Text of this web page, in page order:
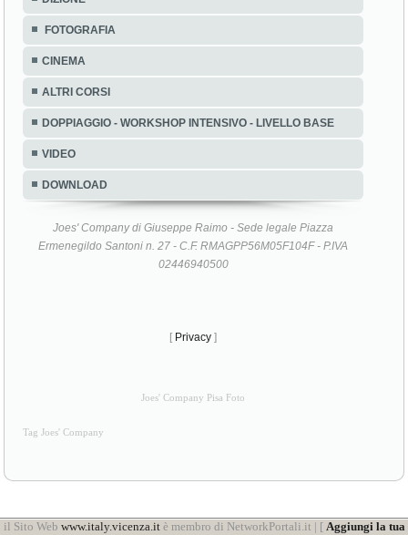
FOTOGRAFIA
CINEMA
ALTRI CORSI
DOPPIAGGIO - WORKSHOP INTENSIVO - LIVELLO BASE
VIDEO
DOWNLOAD
Joes' Company di Giuseppe Raimo - Sede legale Piazza
Ermenegildo Santoni n. 27 - C.F. RMAGPP56M05F104F - P.IVA
02446940500
[ Privacy ]
Joes' Company Pisa Foto
Tag Joes' Company
il Sito Web www.italy.vicenza.itè membro di NetworkPortali.it | [ Aggiungi la tua